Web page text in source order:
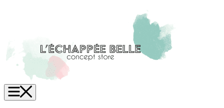
L'Échappée Belle
Menu